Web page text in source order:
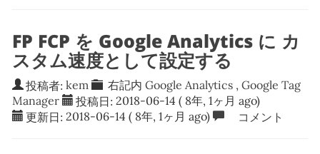
FP FCP を Google Analytics に カ
スタム速度として設定する
投稿者: kem 右記内Google Analytics ,Google Tag
Manager
投稿日: 2018-06-14 ( 8年, 1ヶ月 ago)
更新日: 2018-06-14 ( 8年, 1ヶ月 ago) コメント